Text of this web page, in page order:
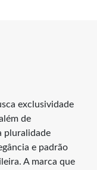
exclusividade
de
pluralidade
e padrão
A marca que